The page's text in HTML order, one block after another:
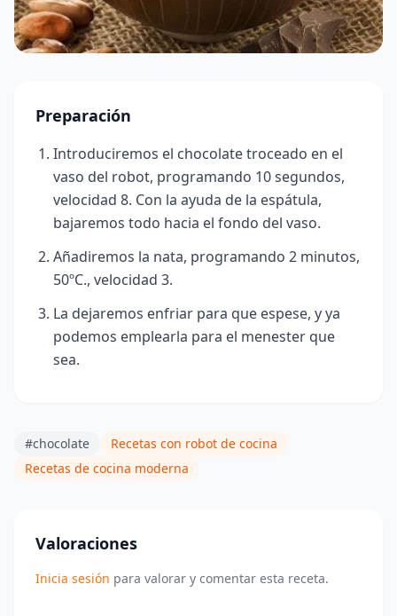
Preparación
Introduciremos el chocolate troceado en el
vaso del robot, programando 10 segundos,
velocidad 8. Con la ayuda de la espátula,
bajaremos todo hacia el fondo del vaso.
Añadiremos la nata, programando 2 minutos,
50ºC., velocidad 3.
La dejaremos enfriar para que espese, y ya
podemos emplearla para el menester que
sea.
#chocolate
Recetas con robot de cocina
Recetas de cocina moderna
Valoraciones
Inicia sesión para valorar y comentar esta receta.